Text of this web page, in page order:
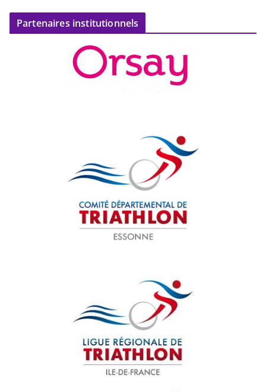
Partenaires institutionnels